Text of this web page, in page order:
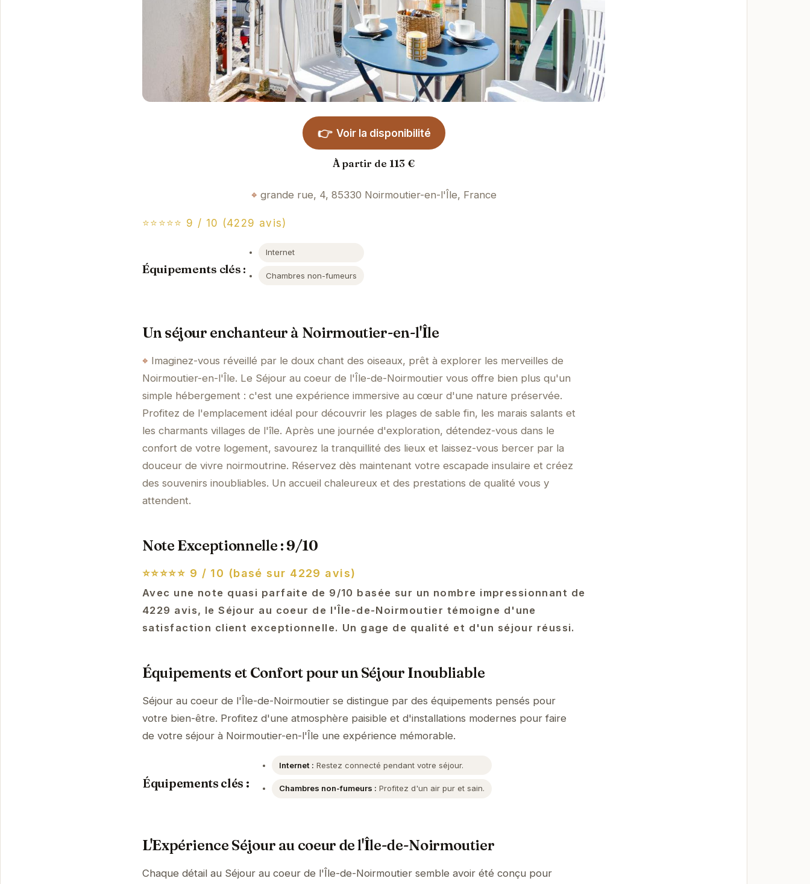
👉 Voir la disponibilité
À partir de 113 €
grande rue, 4, 85330 Noirmoutier-en-l'Île, France
⭐⭐⭐⭐⭐ 9 / 10 (4229 avis)
Équipements clés :
Internet
Chambres non-fumeurs
Un séjour enchanteur à Noirmoutier-en-l'Île
Imaginez-vous réveillé par le doux chant des oiseaux, prêt à explorer les merveilles de
Noirmoutier-en-l'Île. Le Séjour au coeur de l'Île-de-Noirmoutier vous offre bien plus qu'un
simple hébergement : c'est une expérience immersive au cœur d'une nature préservée.
Profitez de l'emplacement idéal pour découvrir les plages de sable fin, les marais salants et
les charmants villages de l'île. Après une journée d'exploration, détendez-vous dans le
confort de votre logement, savourez la tranquillité des lieux et laissez-vous bercer par la
douceur de vivre noirmoutrine. Réservez dès maintenant votre escapade insulaire et créez
des souvenirs inoubliables. Un accueil chaleureux et des prestations de qualité vous y
attendent.
Note Exceptionnelle : 9/10
⭐⭐⭐⭐⭐ 9 / 10 (basé sur 4229 avis)
Avec une note quasi parfaite de 9/10 basée sur un nombre impressionnant de
4229 avis, le Séjour au coeur de l'Île-de-Noirmoutier témoigne d'une
satisfaction client exceptionnelle. Un gage de qualité et d'un séjour réussi.
Équipements et Confort pour un Séjour Inoubliable
Séjour au coeur de l'Île-de-Noirmoutier se distingue par des équipements pensés pour
votre bien-être. Profitez d'une atmosphère paisible et d'installations modernes pour faire
de votre séjour à Noirmoutier-en-l'Île une expérience mémorable.
Équipements clés :
Internet : Restez connecté pendant votre séjour.
Chambres non-fumeurs : Profitez d'un air pur et sain.
L'Expérience Séjour au coeur de l'Île-de-Noirmoutier
Chaque détail au Séjour au coeur de l'Île-de-Noirmoutier semble avoir été conçu pour